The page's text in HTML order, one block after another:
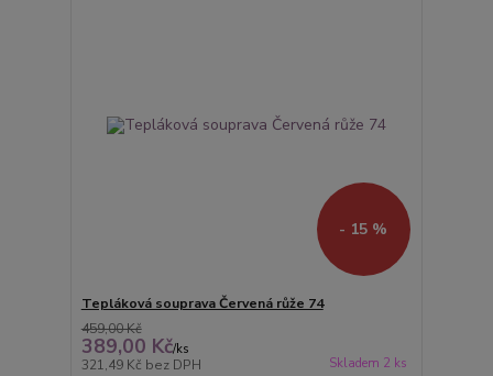
- 15 %
Tepláková souprava Červená růže 74
459,00 Kč
389,00 Kč/ks
321,49 Kč bez DPH Skladem 2 ks